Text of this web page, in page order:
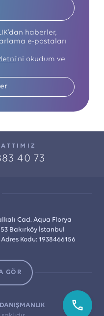
haberler,
e-postaları
'ni okudum ve
GÖR
40 73
Cad. Aqua Florya
Bakırköy İstanbul
Kodu: 1938466156